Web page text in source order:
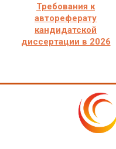
Требования к
автореферату
кандидатской
диссертации в 2026